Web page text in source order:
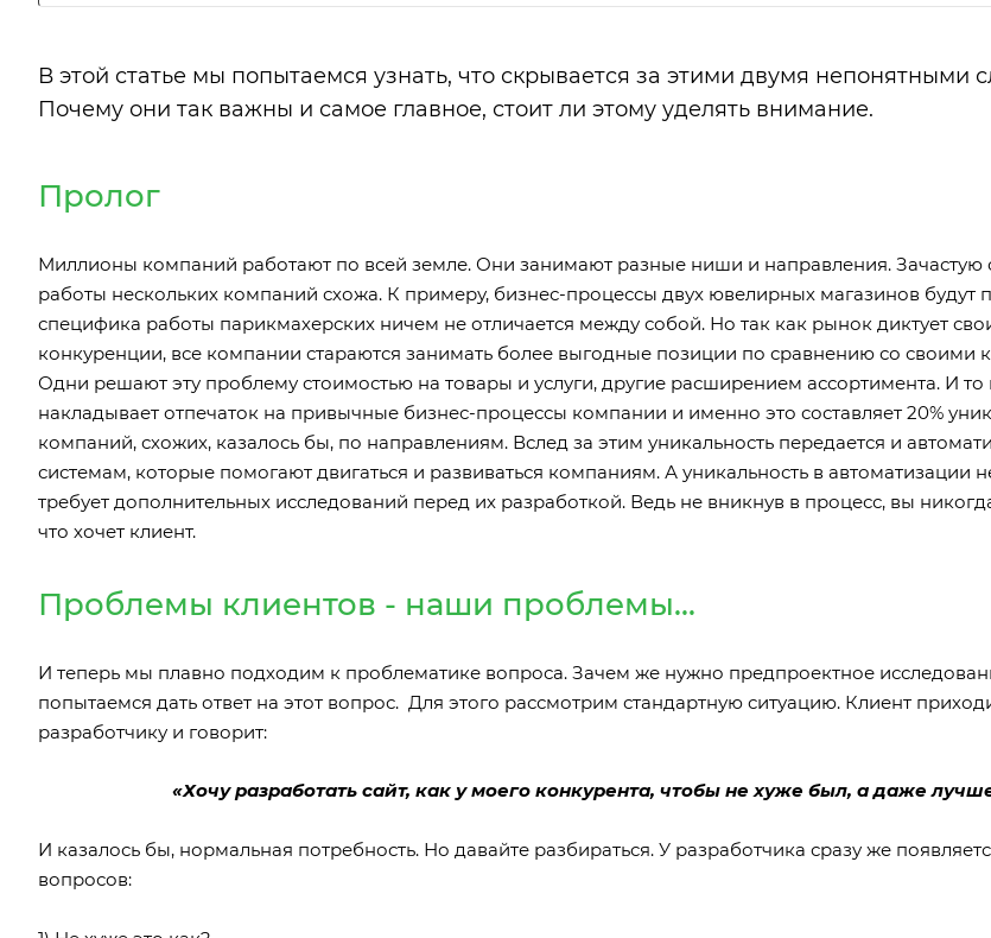
В этой статье мы попытаемся узнать, что скрывается за этими двумя непонятными
Почему они так важны и самое главное, стоит ли этому уделять внимание.
Пролог
Миллионы компаний работают по всей земле. Они занимают разные ниши и направления. Зачастую
работы нескольких компаний схожа. К примеру, бизнес-процессы двух ювелирных магазинов будут
специфика работы парикмахерских ничем не отличается между собой. Но так как рынок диктует
конкуренции, все компании стараются занимать более выгодные позиции по сравнению со своими
Одни решают эту проблему стоимостью на товары и услуги, другие расширением ассортимента. И то
накладывает отпечаток на привычные бизнес-процессы компании и именно это составляет 20%
компаний, схожих, казалось бы, по направлениям. Вслед за этим уникальность передается и
системам, которые помогают двигаться и развиваться компаниям. А уникальность в автоматизации
требует дополнительных исследований перед их разработкой. Ведь не вникнув в процесс, вы
что хочет клиент.
Проблемы клиентов - наши проблемы...
И теперь мы плавно подходим к проблематике вопроса. Зачем же нужно предпроектное
попытаемся дать ответ на этот вопрос. Для этого рассмотрим стандартную ситуацию. Клиент
разработчику и говорит:
«Хочу разработать сайт, как у моего конкурента, чтобы не хуже был, а даже
И казалось бы, нормальная потребность. Но давайте разбираться. У разработчика сразу же
вопросов: